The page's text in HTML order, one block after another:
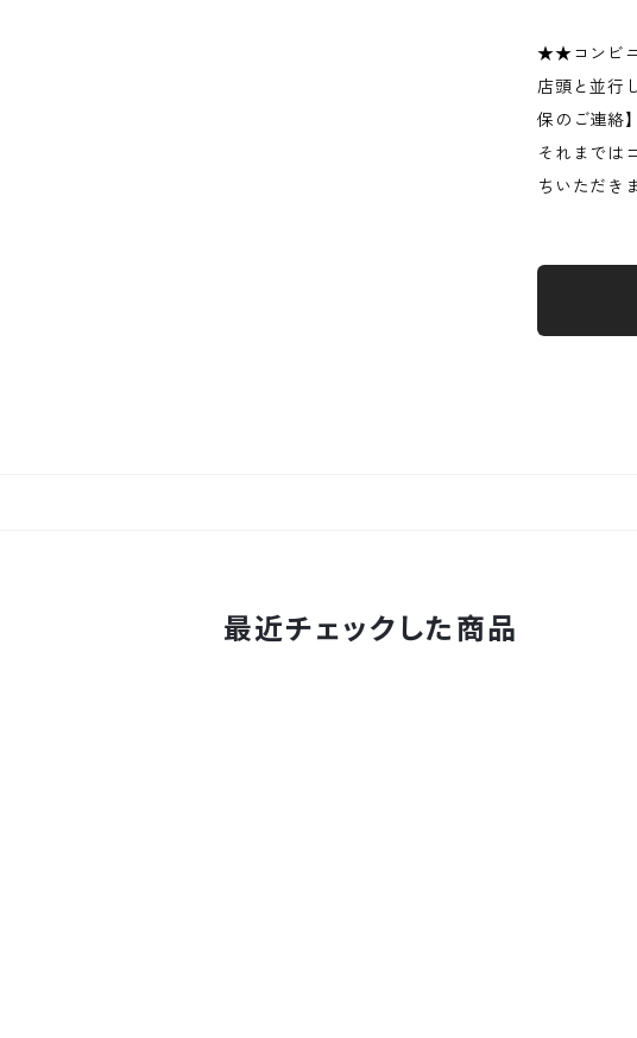
★★コンビ
店頭と並行
保のご連絡
それまでは
ちいただき
最近チェックした商品